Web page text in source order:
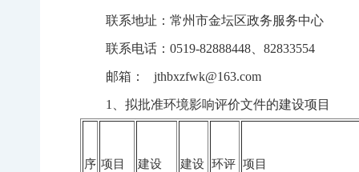
联系地址：常州市金坛区政务服务中心
联系电话：0519-82888448、82833554
邮箱： jthbxzfwk@163.com
1、拟批准环境影响评价文件的建设项目
序 项目 建设 建设 环评 项目